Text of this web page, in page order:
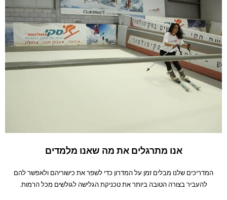
אנו מתרגלים את מה שאנו מלמדים
המדריכים שלנו מבלים זמן על המדרון כדי לשפר את כישוריהם ולאפשר להם
להעביר בצורה הטובה ביותר את טכניקת הגלישה לגולשים מכל הרמות.